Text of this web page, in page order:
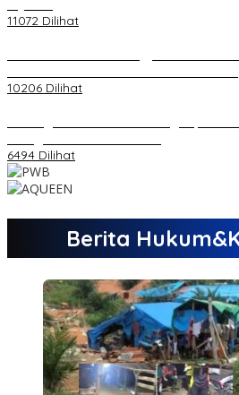
11072 Dilihat
10206 Dilihat
6494 Dilihat
Berita